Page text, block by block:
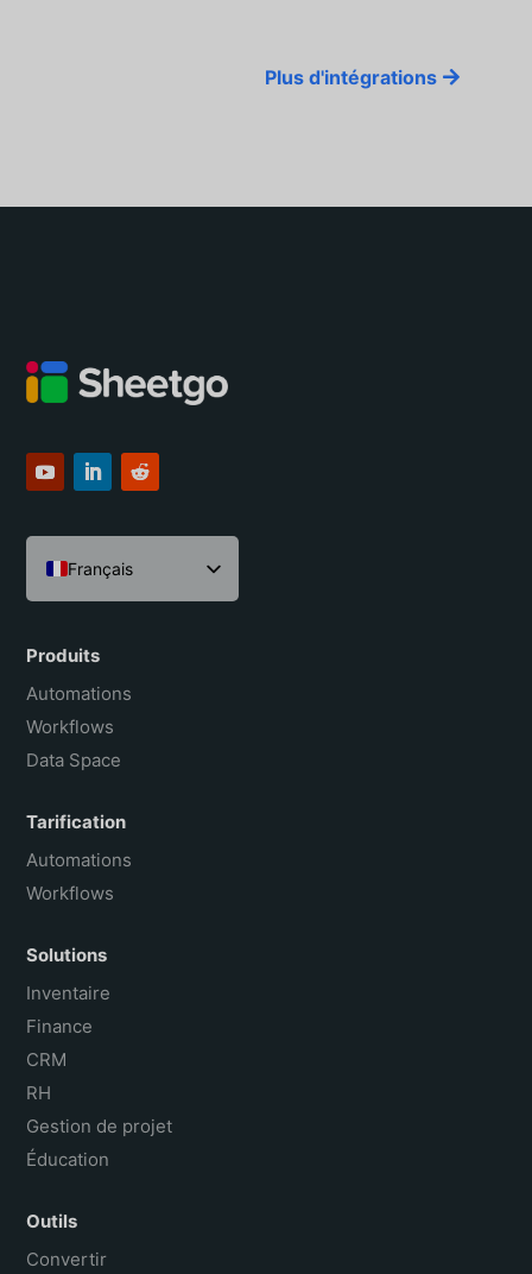
Plus d'intégrations
Français
English
Español
Português do Brasil
Produits
Automations
Workflows
Data Space
Tarification
Automations
Workflows
Solutions
Inventaire
Finance
CRM
RH
Gestion de projet
Éducation
Outils
Convertir